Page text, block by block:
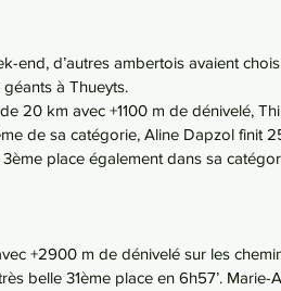
end, d’autres ambertois avaient
à Thueyts.
20 km avec +1100 m de dénivelé,
de sa catégorie, Aline Dapzol finit
place également dans sa
+2900 m de dénivelé sur les
belle 31ème place en 6h57’.